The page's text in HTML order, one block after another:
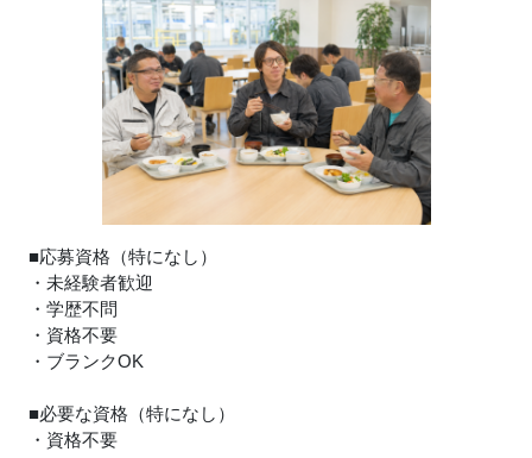
■応募資格（特になし）
・未経験者歓迎
・学歴不問
・資格不要
・ブランクOK
■必要な資格（特になし）
・資格不要